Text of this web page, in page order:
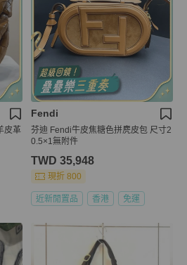
蝶家 羊皮革
Fendi
芬迪 Fendi牛皮焦糖色拼麂皮包 尺寸2
0.5×1無附件
TWD 35,948
現折 800
近新閒置品 香港 免運